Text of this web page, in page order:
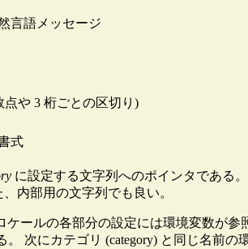
言語メッセージ
点や 3 桁ごとの区切り)
式
に設定する文字列へのポインタである
内部用の文字列でも良い。
ケールの各部分の設定には環境変数が
。 次にカテゴリ (category) と同じ名前の